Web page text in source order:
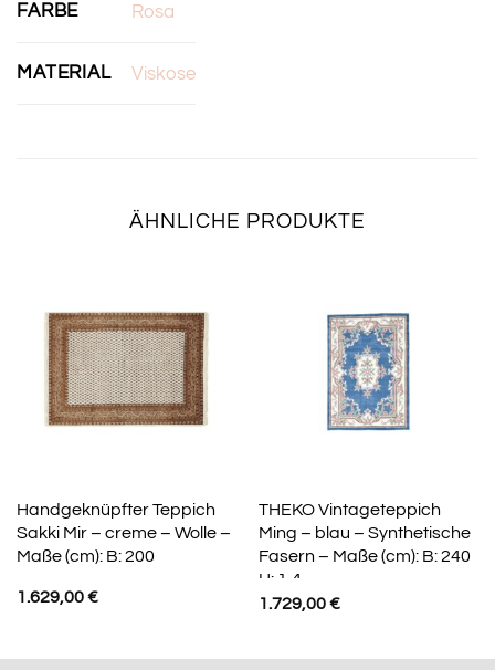
FARBE Rosa
MATERIAL Viskose
ÄHNLICHE PRODUKTE
Handgeknüpfter Teppich
Sakki Mir – creme – Wolle –
Maße (cm): B: 200
1.629,00€
THEKO Vintageteppich
Ming – blau – Synthetische
Fasern – Maße (cm): B: 240
H: 1,4
1.729,00€